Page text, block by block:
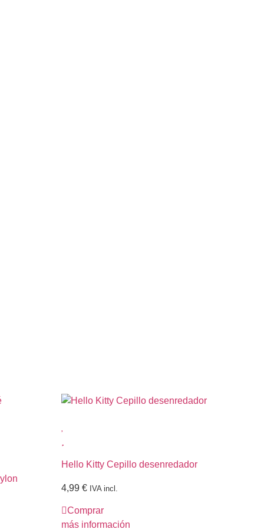
Hello Kitty Cepillo desenredador
4,99 € IVA incl.
Comprar
más información